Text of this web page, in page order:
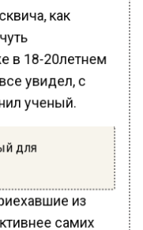
как
в 18-20летнем
увидел, с
ученый.
для
из
самих